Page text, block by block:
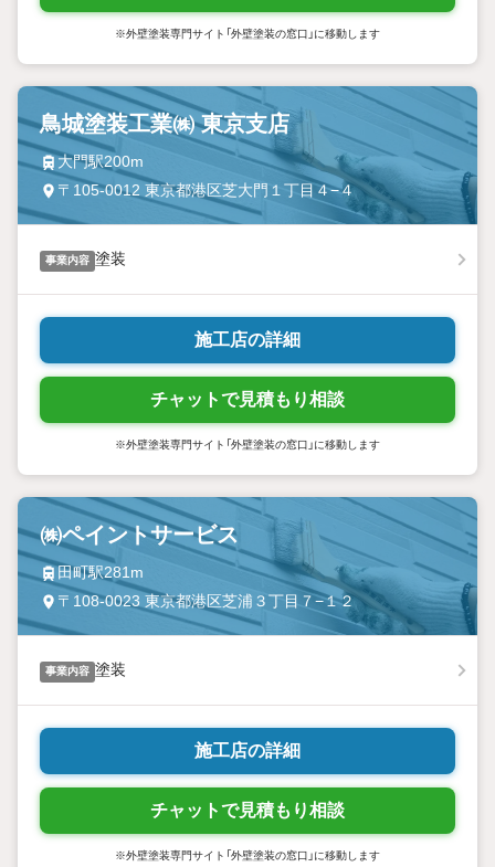
※外壁塗装専門サイト「外壁塗装の窓口」に移動します
鳥城塗装工業㈱ 東京支店
大門駅200m
〒105-0012 東京都港区芝大門１丁目４−４
事業内容 塗装
施工店の詳細
チャットで見積もり相談
※外壁塗装専門サイト「外壁塗装の窓口」に移動します
㈱ペイントサービス
田町駅281m
〒108-0023 東京都港区芝浦３丁目７−１２
事業内容 塗装
施工店の詳細
チャットで見積もり相談
※外壁塗装専門サイト「外壁塗装の窓口」に移動します